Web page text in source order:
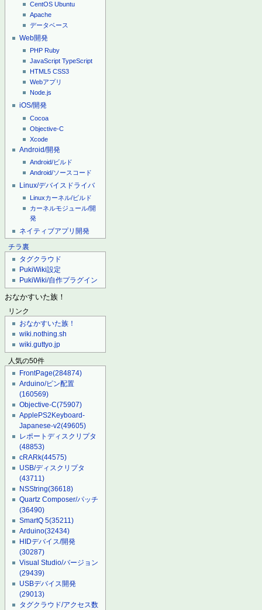
CentOS Ubuntu
Apache
データベース
Web開発
PHP Ruby
JavaScript TypeScript
HTML5 CSS3
Webアプリ
Node.js
iOS/開発
Cocoa
Objective-C
Xcode
Android/開発
Android/ビルド
Android/ソースコード
Linux/デバイスドライバ
Linuxカーネル/ビルド
カーネルモジュール/開
発
ネイティブアプリ開発
チラ裏
タグクラウド
PukiWiki設定
PukiWiki/自作プラグイン
おなかすいた族！
リンク
おなかすいた族！
wiki.nothing.sh
wiki.guttyo.jp
人気の50件
FrontPage(284874)
Arduino/ピン配置
(160569)
Objective-C(75907)
ApplePS2Keyboard-
Japanese-v2(49605)
レポートディスクリプタ
(48853)
cRARk(44575)
USB/ディスクリプタ
(43711)
NSString(36618)
Quartz Composer/パッチ
(36490)
SmartQ 5(35211)
Arduino(32434)
HIDデバイス/開発
(30287)
Visual Studio/バージョン
(29439)
USBデバイス開発
(29013)
タグクラウド/アクセス数